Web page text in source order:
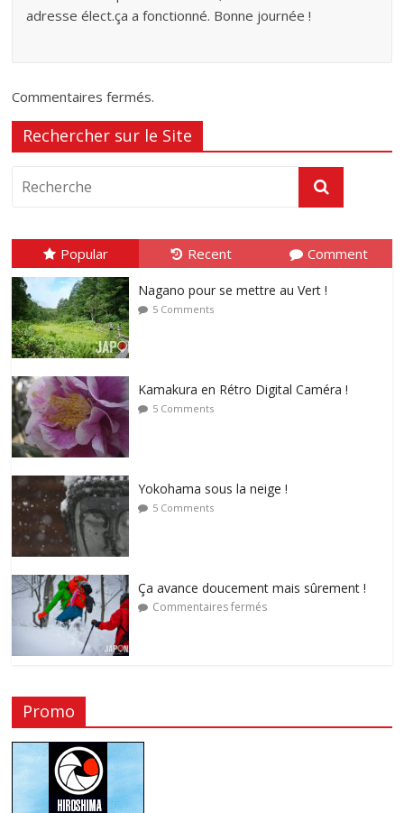
adresse élect.ça a fonctionné. Bonne journée !
Commentaires fermés.
Rechercher sur le Site
Popular Recent Comment
Nagano pour se mettre au Vert !
5 Comments
Kamakura en Rétro Digital Caméra !
5 Comments
Yokohama sous la neige !
5 Comments
Ça avance doucement mais sûrement !
Commentaires fermés
Promo